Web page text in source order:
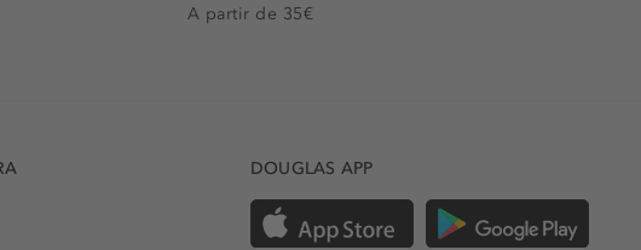
A partir de 35€
DOUGLAS APP